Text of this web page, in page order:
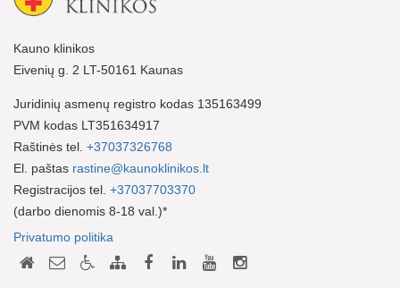
Kauno klinikos
Eivenių g. 2 LT-50161 Kaunas
Juridinių asmenų registro kodas 135163499
PVM kodas LT351634917
Raštinės tel. +37037326768
El. paštas rastine@kaunoklinikos.lt
Registracijos tel. +37037703370
(darbo dienomis 8-18 val.)*
Privatumo politika